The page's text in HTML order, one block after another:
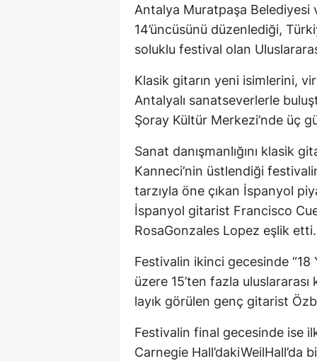
Antalya Muratpaşa Belediyesi
14’üncüsünü düzenlediği,
soluklu festival olan
Klasik gitarın yeni isimlerini,
Antalyalı sanatseverlerle
Şoray Kültür Merkezi’nde üç
Sanat danışmanlığını klasik
Kanneci’nin üstlendiği
tarzıyla öne çıkan İspanyol
İspanyol gitarist Francisco
RosaGonzales Lopez eşlik etti.
Festivalin ikinci gecesinde “18
üzere 15’ten fazla
layık görülen genç gitarist
Festivalin final gecesinde ise ilk
Carnegie